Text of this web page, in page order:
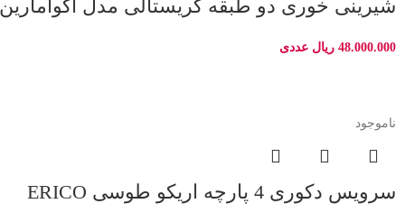
شیرینی خوری دو طبقه کریستالی مدل
48.000.000 ریال عددی
ناموجود
سرویس دکوری 4 پارچه اریکو طوسی ERICO